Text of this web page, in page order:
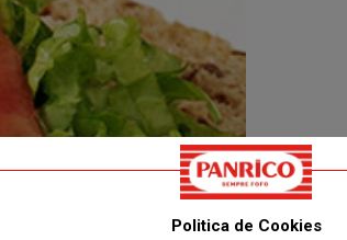
Politica de Cookies